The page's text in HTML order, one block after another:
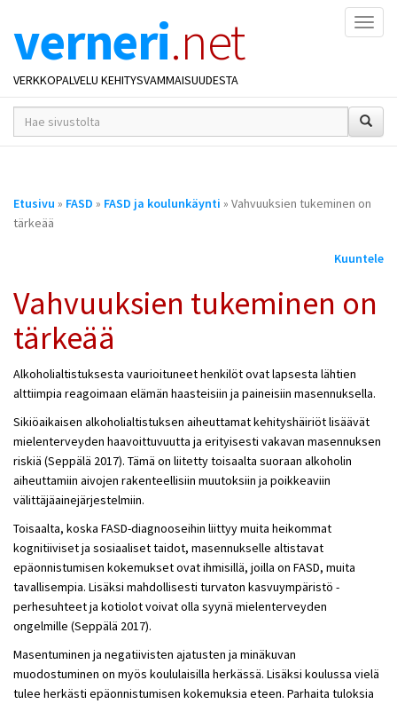
verneri.net
VERKKOPALVELU KEHITYSVAMMAISUUDESTA
hakusana(t)
*
Olet
täällä
Etusivu » FASD » FASD ja koulunkäynti » Vahvuuksien tukeminen on
tärkeää
Kuuntele
Vahvuuksien tukeminen on
tärkeää
Alkoholialtistuksesta vaurioituneet henkilöt ovat lapsesta lähtien
alttiimpia reagoimaan elämän haasteisiin ja paineisiin masennuksella.
Sikiöaikaisen alkoholialtistuksen aiheuttamat kehityshäiriöt lisäävät
mielenterveyden haavoittuvuutta ja erityisesti vakavan masennuksen
riskiä (Seppälä 2017). Tämä on liitetty toisaalta suoraan alkoholin
aiheuttamiin aivojen rakenteellisiin muutoksiin ja poikkeaviin
välittäjäainejärjestelmiin.
Toisaalta, koska FASD-diagnooseihin liittyy muita heikommat
kognitiiviset ja sosiaaliset taidot, masennukselle altistavat
epäonnistumisen kokemukset ovat ihmisillä, joilla on FASD, muita
tavallisempia. Lisäksi mahdollisesti turvaton kasvuympäristö -
perhesuhteet ja kotiolot voivat olla syynä mielenterveyden
ongelmille (Seppälä 2017).
Masentuminen ja negatiivisten ajatusten ja minäkuvan
muodostuminen on myös koululaisilla herkässä. Lisäksi koulussa vielä
tulee herkästi epäonnistumisen kokemuksia eteen. Parhaita tuloksia